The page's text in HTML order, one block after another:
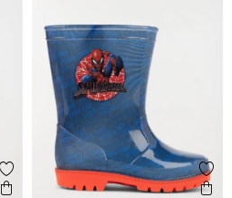
Ajouter aux favoris
Aperçu rapide